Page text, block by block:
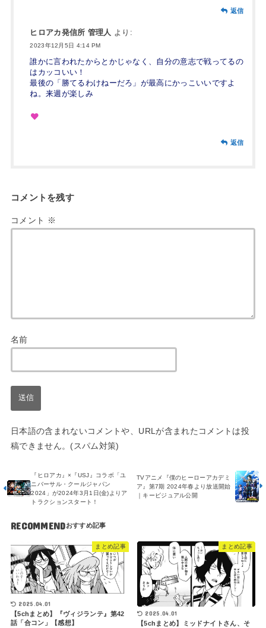
返信
ヒロアカ発信所 管理人 より:
2023年12月5日 4:14 PM
誰かに言われたからとかじゃなく、自分の意志で戦ってるの
はカッコいい！
最後の「勝てるわけねーだろ」が最高にかっこいいですよ
ね。来週が楽しみ
返信
コメントを残す
コメント ※
名前
日本語の含まれないコメントや、URLが含まれたコメントは投
稿できません。(スパム対策)
TVアニメ『僕のヒーローアカデミ
ア』第7期 2024年春より放送開始
｜キービジュアル公開
『ヒロアカ』×『USJ』コラボ「ユ
ニバーサル・クールジャパン
2024」が2024年3月1日(金)よりア
トラクションスタート！
RECOMMEND
まとめ記事
2025.04.01
【5chまとめ】『ヴィジランテ』第42
話「合コン」【感想】
まとめ記事
2025.04.01
【5chまとめ】ミッドナイトさん、そ